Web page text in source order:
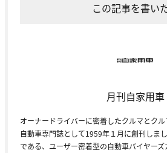
この記事を書い
月刊自家用車
オーナードライバーに密着したクルマとク
自動車専門誌として1959年１月に創刊しま
である、ユーザー密着型の自動車バイヤー